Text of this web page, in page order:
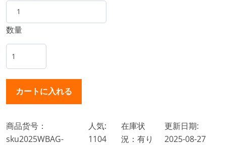
数量
商品货号：
sku2025WBAG-
人気:
1104
在庫状
況：有り
更新日期:
2025-08-27